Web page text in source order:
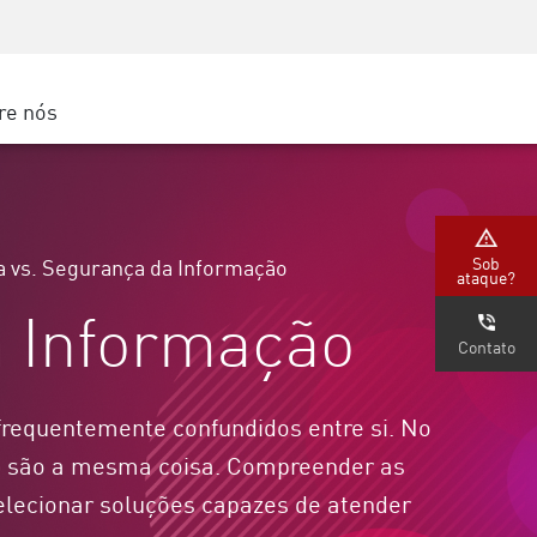
Cloud
nós
vs. Segurança da Informação
Informação
confundidos entre si. No
a mesma coisa. Compreender as
soluções capazes de atender
Sob
ataque?
Contato